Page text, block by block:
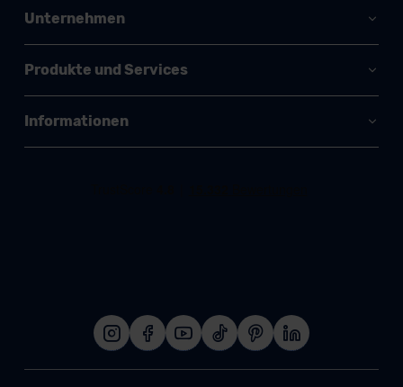
Unternehmen
Produkte und Services
Informationen